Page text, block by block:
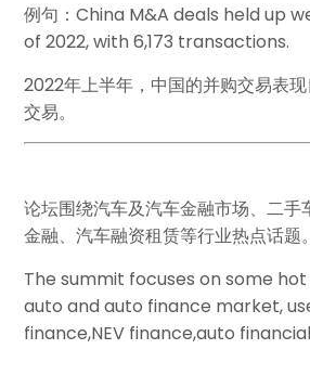
例句：China M&A deals held up
of 2022, with 6,173 transactions.
2022年上半年，中国的并购交易表
交易。
论坛围绕汽车及汽车金融市场、二手
金融、汽车融资租赁等行业热点话题。
The summit focuses on some
auto and auto finance market,
finance,NEV finance,auto